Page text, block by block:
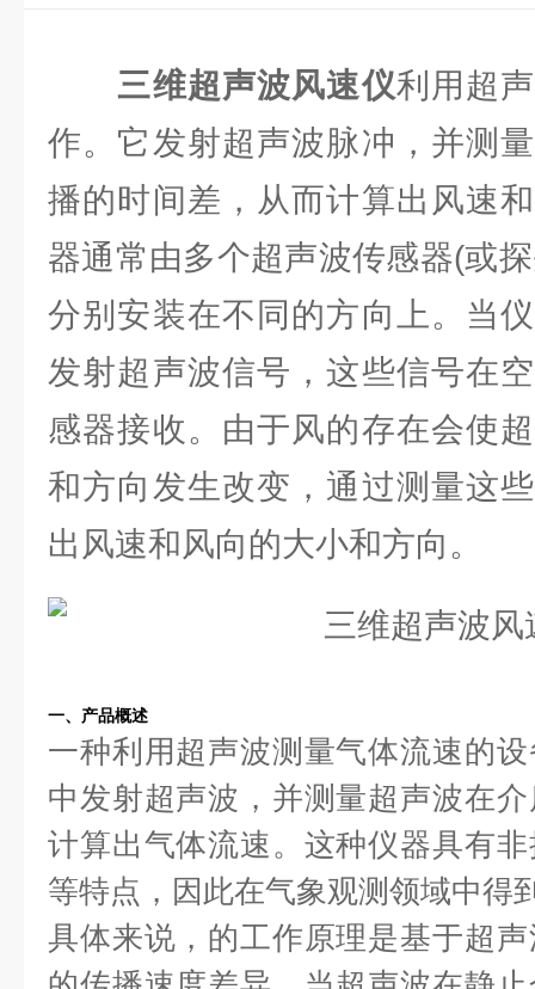
三维超声波风速仪利用超
作。它发射超声波脉冲，并测
播的时间差，从而计算出风速
器通常由多个超声波传感器(或
分别安装在不同的方向上。当
发射超声波信号，这些信号在
感器接收。由于风的存在会使
和方向发生改变，通过测量这
出风速和风向的大小和方向。
一、产品概述
一种利用超声波测量气体流速的
中发射超声波，并测量超声波在
计算出气体流速。这种仪器具有
等特点，因此在气象观测领域中得
具体来说，的工作原理是基于超